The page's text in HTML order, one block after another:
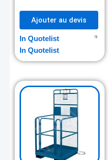
Ajouter au devis
In Quotelist
In Quotelist